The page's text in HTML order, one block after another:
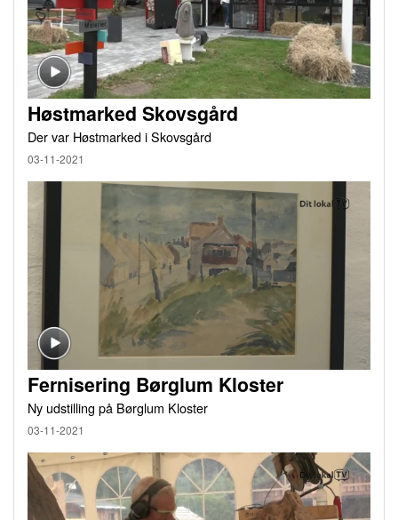
Høstmarked Skovsgård
Der var Høstmarked i Skovsgård
03-11-2021
Fernisering Børglum Kloster
Ny udstilling på Børglum Kloster
03-11-2021